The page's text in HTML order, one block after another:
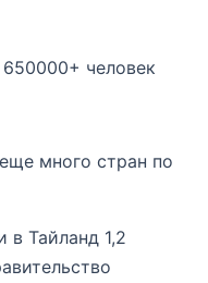
человек
много стран по
в Тайланд 1,2